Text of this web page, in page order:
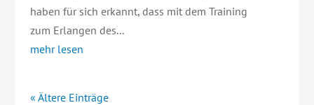
haben für sich erkannt, dass mit dem Training
zum Erlangen des...
mehr lesen
« Ältere Einträge